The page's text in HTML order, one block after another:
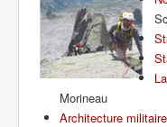
Morineau
Architecture